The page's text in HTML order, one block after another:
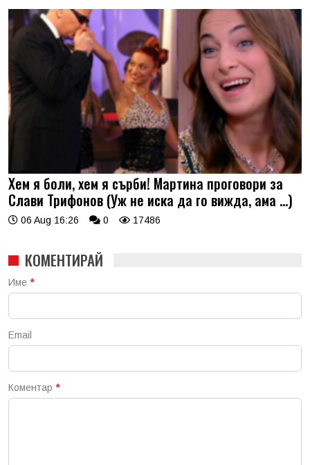
Хем я боли, хем я сърби! Мартина проговори за
Слави Трифонов (Уж не иска да го вижда, ама …)
06 Aug 16:26 0 17486
КОМЕНТИРАЙ
Име *
Email
Коментар *